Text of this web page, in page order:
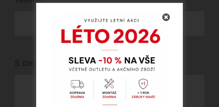
S čím vám můžeme pomoci?